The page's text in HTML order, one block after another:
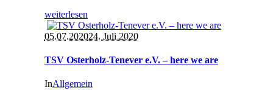
weiterlesen
05.07.202024. Juli 2020
TSV Osterholz-Tenever e.V. – here we are
InAllgemein